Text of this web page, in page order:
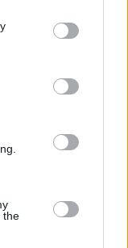
the
pisk videre til